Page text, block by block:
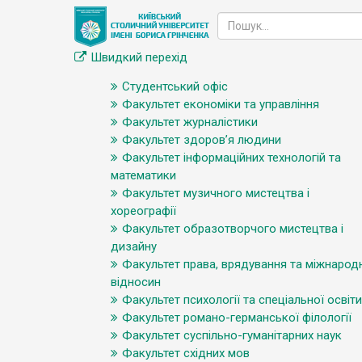
Швидкий перехід
Студентський офіс
Факультет економіки та управління
Факультет журналістики
Факультет здоров’я людини
Факультет інформаційних технологій та
математики
Факультет музичного мистецтва і
хореографії
Факультет образотворчого мистецтва і
дизайну
Факультет права, врядування та
відносин
Факультет психології та спеціальної освіти
Факультет романо-германської філології
Факультет суспільно-гуманітарних наук
Факультет східних мов